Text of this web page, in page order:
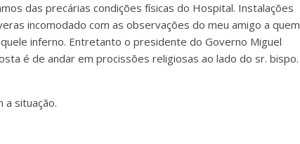
das precárias condições físicas do Hospital. Instalações
incomodado com as observações do meu amigo a quem
inferno. Entretanto o presidente do Governo Miguel
é de andar em procissões religiosas ao lado do sr. bispo.
a situação.